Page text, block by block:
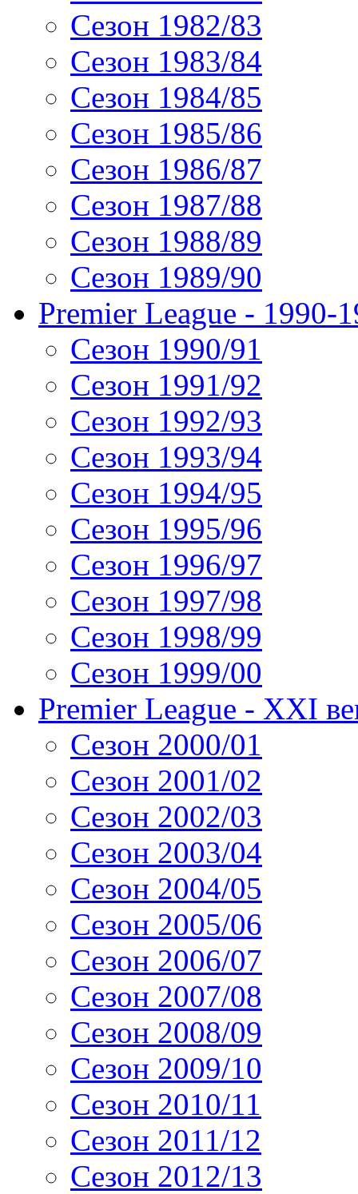
Сезон 1982/83
Сезон 1983/84
Сезон 1984/85
Сезон 1985/86
Сезон 1986/87
Сезон 1987/88
Сезон 1988/89
Сезон 1989/90
Premier League - 1990-
Сезон 1990/91
Сезон 1991/92
Сезон 1992/93
Сезон 1993/94
Сезон 1994/95
Сезон 1995/96
Сезон 1996/97
Сезон 1997/98
Сезон 1998/99
Сезон 1999/00
Premier League - XXI
Сезон 2000/01
Сезон 2001/02
Сезон 2002/03
Сезон 2003/04
Сезон 2004/05
Сезон 2005/06
Сезон 2006/07
Сезон 2007/08
Сезон 2008/09
Сезон 2009/10
Сезон 2010/11
Сезон 2011/12
Сезон 2012/13